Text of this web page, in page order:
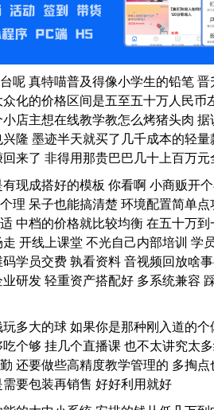
呢 真特喵普及得像小学生的铅笔
化的价格区间是五至五十万人民币
店主想在线教学教怎么烤猪头肉
隆 墨迹半天就买了几千成本的轻
来了 非得用那贵巴巴几十上百万
现成搭好的模板 你看啊 小商贩开
理 呆子也能搞清楚 环境配置简单
中档的价格就比较均衡 在五十万
开线上课堂 不光自己内部培训 学
学员交费 孰看资料 音视频回放啥
研发 轻重资产搭配好 多系统兼容
多大的球 如果你是那种刚入道的
个够 挂几个直播课 也不太讲究太
还要做些高精度教学管理的 多掏
要包装再销售 好好利用就好